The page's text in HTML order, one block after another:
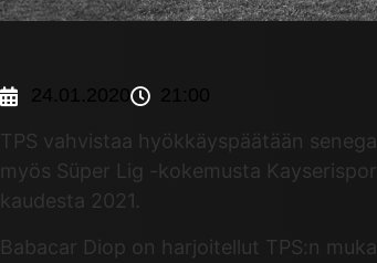
24.01.2020 21:00
TPS vahvistaa hyökkäyspäätään
myös Süper Lig -kokemusta
kaudesta 2021.
Babacar Diop on harjoitellut TPS:n